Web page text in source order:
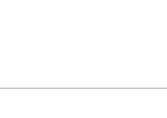
ため、従来のメ
に組み立て、カ